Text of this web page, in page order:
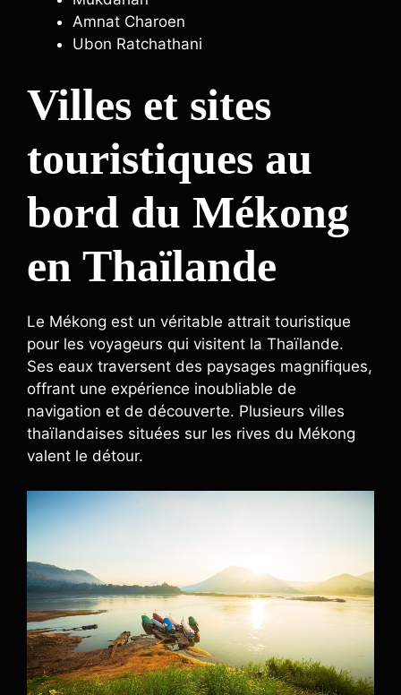
Amnat Charoen
Ubon Ratchathani
Villes et sites
touristiques au
bord du Mékong
en Thaïlande
Le Mékong est un véritable attrait touristique
pour les voyageurs qui visitent la Thaïlande.
Ses eaux traversent des paysages magnifiques,
offrant une expérience inoubliable de
navigation et de découverte. Plusieurs villes
thaïlandaises situées sur les rives du Mékong
valent le détour.